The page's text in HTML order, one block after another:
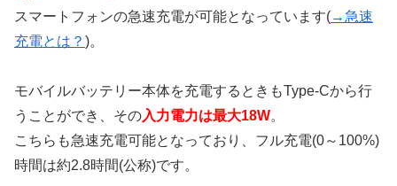
スマートフォンの急速充電が可能となっています(→急速
充電とは？ )。
モバイルバッテリー本体を充電するときもType-Cから行
うことができ、その入力電力は最大18W。
こちらも急速充電可能となっており、フル充電(0～100%)
時間は約2.8時間(公称)です。